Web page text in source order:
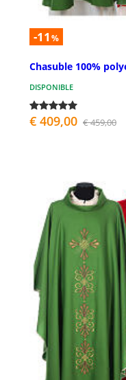
-11 %
Chasuble 100%
DISPONIBLE
€ 409,00 € 459,00